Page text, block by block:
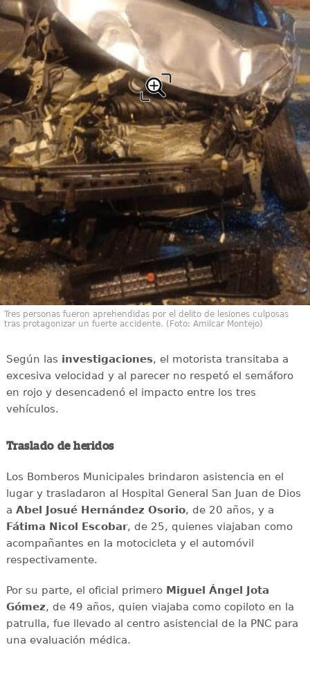
Tres personas fueron aprehendidas por el delito de lesiones culposas
tras protagonizar un fuerte accidente. (Foto: Amilcar Montejo)
Según las investigaciones, el motorista transitaba a
excesiva velocidad y al parecer no respetó el semáforo
en rojo y desencadenó el impacto entre los tres
vehículos.
Traslado de heridos
Los Bomberos Municipales brindaron asistencia en el
lugar y trasladaron al Hospital General San Juan de Dios
a Abel Josué Hernández Osorio, de 20 años, y a
Fátima Nicol Escobar, de 25, quienes viajaban como
acompañantes en la motocicleta y el automóvil
respectivamente.
Por su parte, el oficial primero Miguel Ángel Jota
Gómez, de 49 años, quien viajaba como copiloto en la
patrulla, fue llevado al centro asistencial de la PNC para
una evaluación médica.